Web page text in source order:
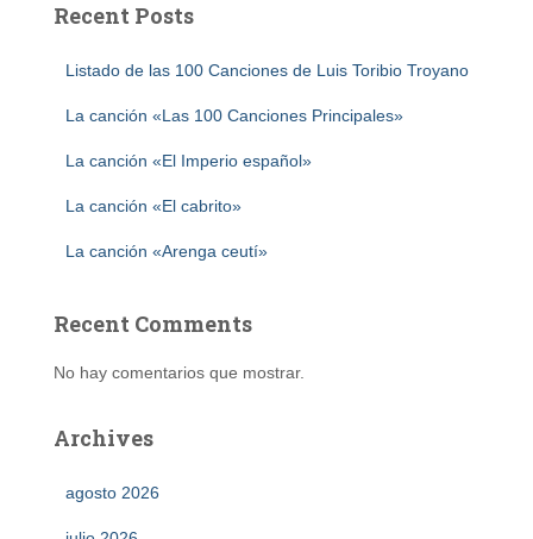
Recent Posts
Listado de las 100 Canciones de Luis Toribio Troyano
La canción «Las 100 Canciones Principales»
La canción «El Imperio español»
La canción «El cabrito»
La canción «Arenga ceutí»
Recent Comments
No hay comentarios que mostrar.
Archives
agosto 2026